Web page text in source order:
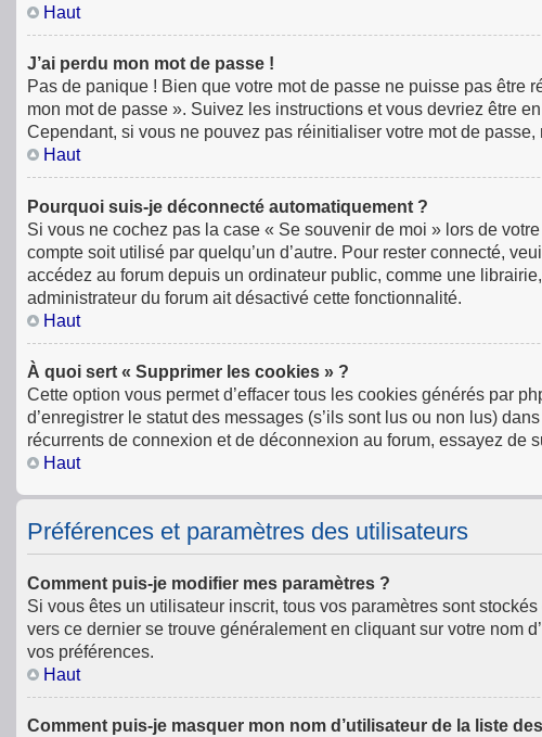
Haut
J’ai perdu mon mot de passe !
Pas de panique ! Bien que votre mot de passe ne puisse pas être
mon mot de passe ». Suivez les instructions et vous devriez être
Cependant, si vous ne pouvez pas réinitialiser votre mot de
Haut
Pourquoi suis-je déconnecté automatiquement ?
Si vous ne cochez pas la case « Se souvenir de moi » lors de
compte soit utilisé par quelqu’un d’autre. Pour rester connecté,
accédez au forum depuis un ordinateur public, comme une
administrateur du forum ait désactivé cette fonctionnalité.
Haut
À quoi sert « Supprimer les cookies » ?
Cette option vous permet d’effacer tous les cookies générés par
d’enregistrer le statut des messages (s’ils sont lus ou non lus)
récurrents de connexion et de déconnexion au forum, essayez de
Haut
Préférences et paramètres des utilisateurs
Comment puis-je modifier mes paramètres ?
Si vous êtes un utilisateur inscrit, tous vos paramètres sont
vers ce dernier se trouve généralement en cliquant sur votre nom
vos préférences.
Haut
Comment puis-je masquer mon nom d’utilisateur de la liste